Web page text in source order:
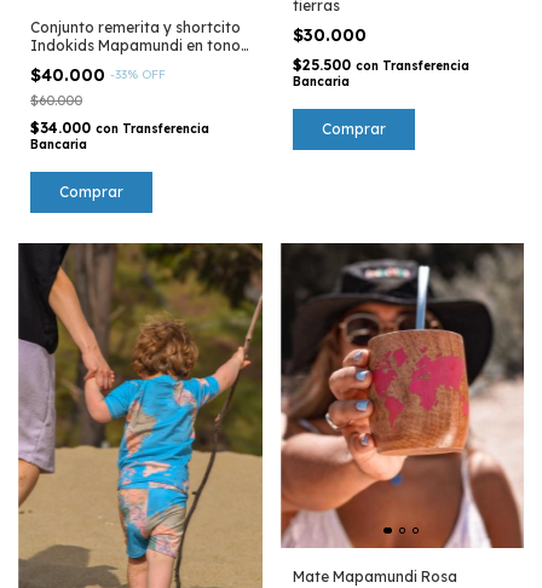
Conjunto remerita y shortcito
Indokids Mapamundi en tonos
pasteles
$40.000 -33% OFF
$60.000
$34.000 con Transferencia
Bancaria
Comprar
tierras
$30.000
$25.500 con Transferencia
Bancaria
Mate Mapamundi Rosa